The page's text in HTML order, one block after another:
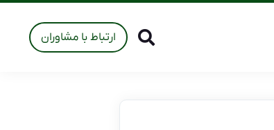
ارتباط با مشاوران